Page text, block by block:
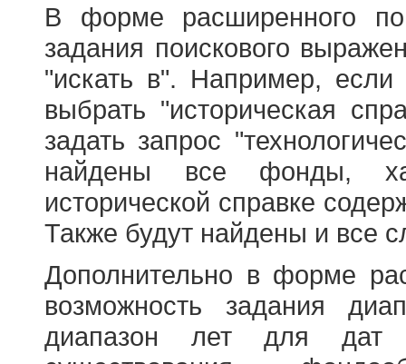
В форме расширенного
задания поискового
"искать в". Например,
выбрать "историческая
задать запрос
найдены все фонды,
исторической справке
Также будут найдены и все
Дополнительно в форме
возможность задания
диапазон лет для